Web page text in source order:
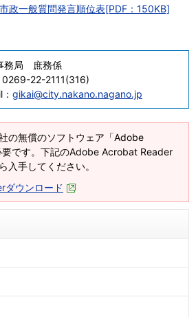
一般質問発言順位表[PDF：150KB]
務局 庶務係
0269-22-2111(316)
gikai@city.nakano.nagano.jp
の無償のソフトウェア「Adobe
です。下記のAdobe Acrobat Reader
入手してください。
ウンロード